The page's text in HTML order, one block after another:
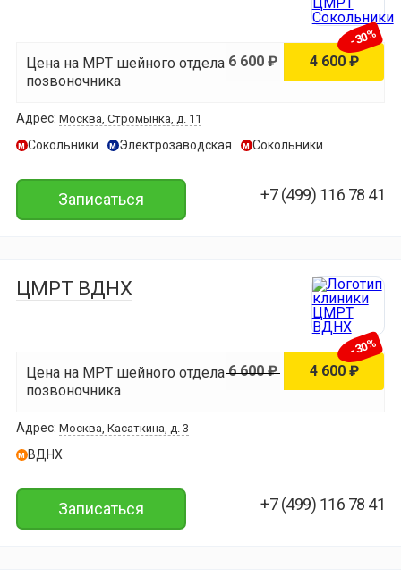
Цена на МРТ шейного отдела
позвоночника
4 600 ₽
6 600 ₽
-30%
Адрес: Москва, Стромынка, д. 11
м Сокольники м Электрозаводская м Сокольники
Записаться +7 (499) 116 78 41
ЦМРТ ВДНХ
Цена на МРТ шейного отдела
позвоночника
4 600 ₽
6 600 ₽
-30%
Адрес: Москва, Касаткина, д. 3
м ВДНХ
Записаться +7 (499) 116 78 41